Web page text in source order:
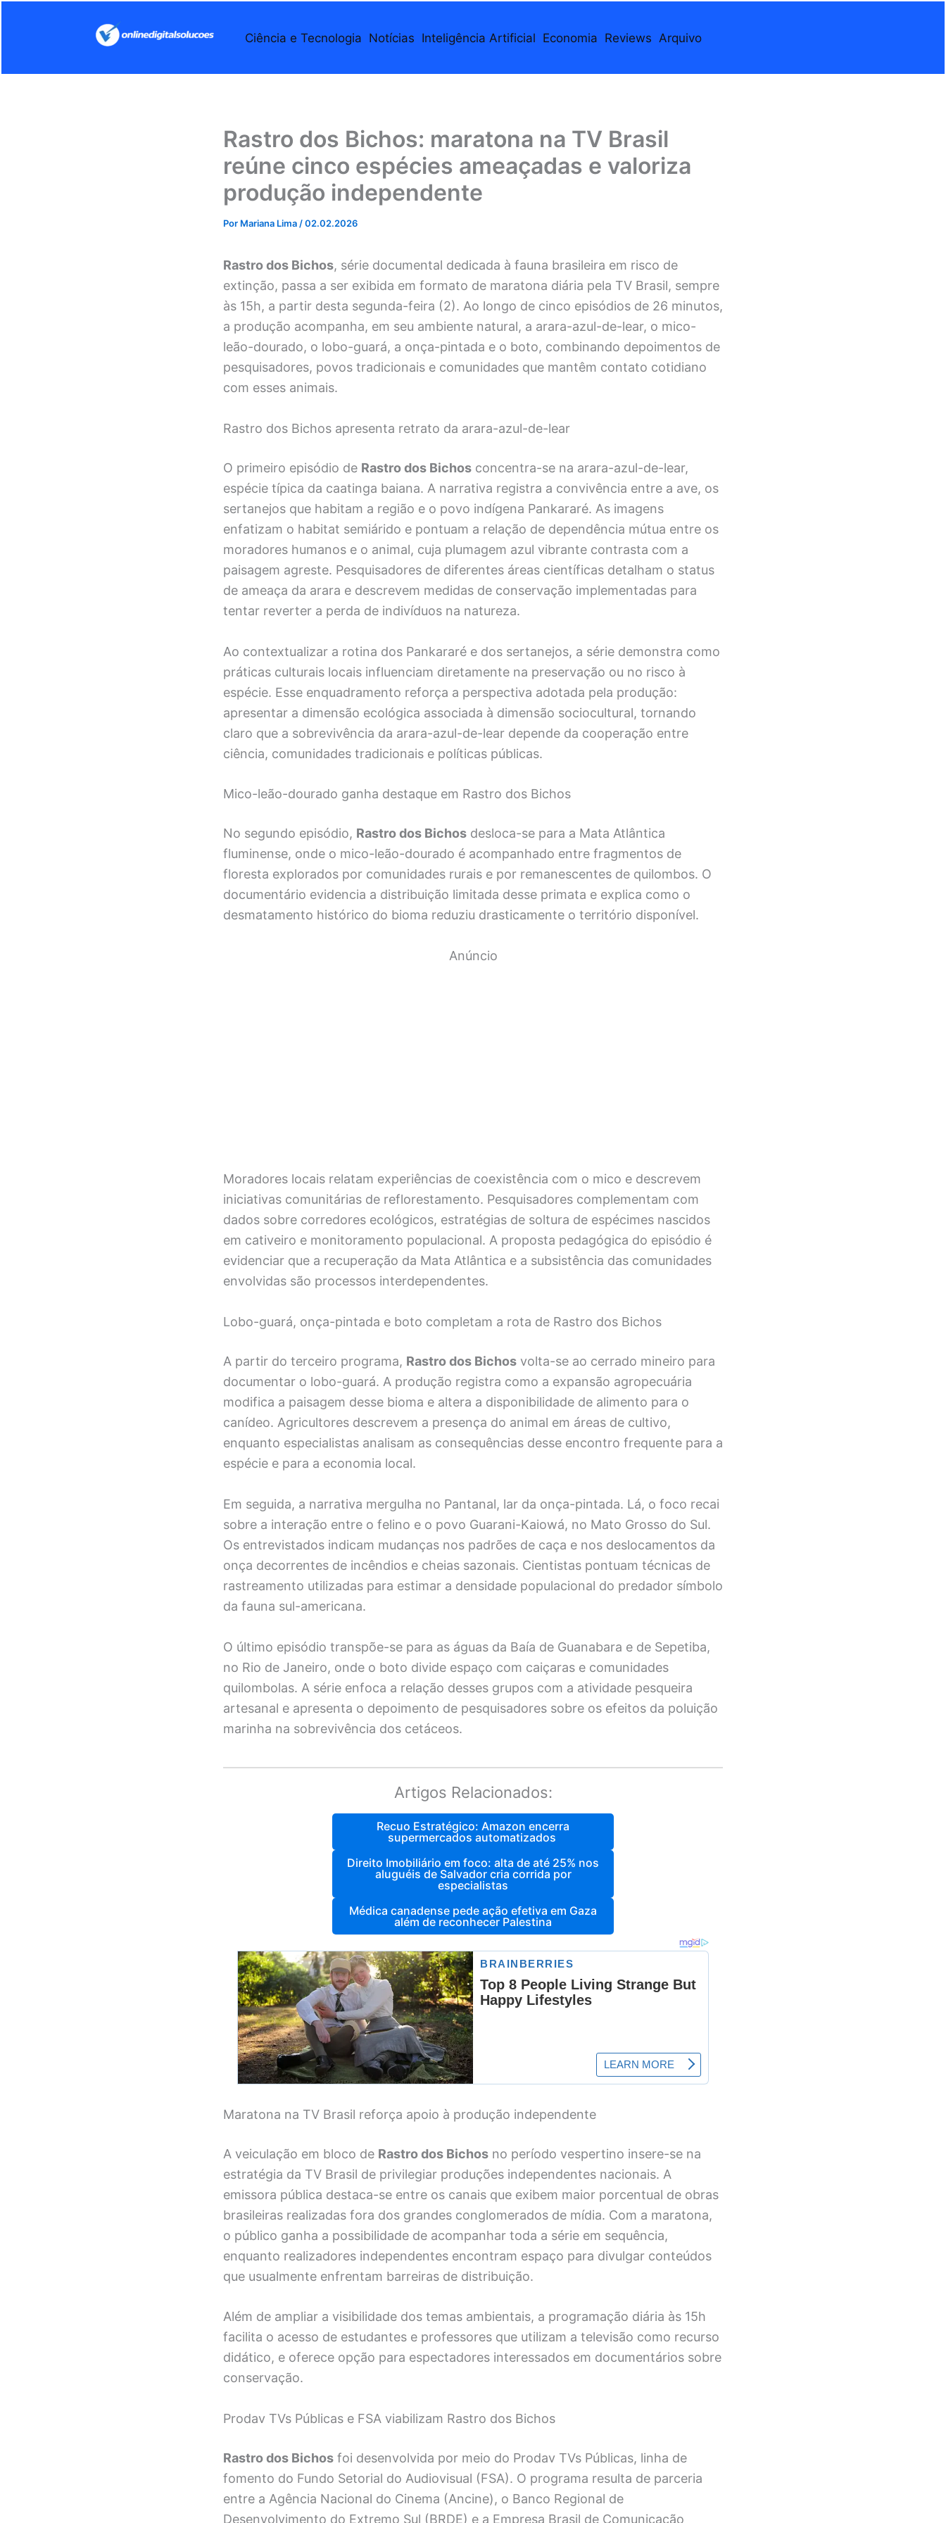
conteúdo
Ciência e Tecnologia Notícias Inteligência Artificial Economia Reviews Arquivo
Rastro dos Bichos: maratona na TV Brasil
reúne cinco espécies ameaçadas e valoriza
produção independente
Por Mariana Lima /02.02.2026
Rastro dos Bichos, série documental dedicada à fauna brasileira em risco de
extinção, passa a ser exibida em formato de maratona diária pela TV Brasil, sempre
às 15h, a partir desta segunda-feira (2). Ao longo de cinco episódios de 26 minutos,
a produção acompanha, em seu ambiente natural, a arara-azul-de-lear, o mico-
leão-dourado, o lobo-guará, a onça-pintada e o boto, combinando depoimentos de
pesquisadores, povos tradicionais e comunidades que mantêm contato cotidiano
com esses animais.
Rastro dos Bichos apresenta retrato da arara-azul-de-lear
O primeiro episódio de Rastro dos Bichos concentra-se na arara-azul-de-lear,
espécie típica da caatinga baiana. A narrativa registra a convivência entre a ave, os
sertanejos que habitam a região e o povo indígena Pankararé. As imagens
enfatizam o habitat semiárido e pontuam a relação de dependência mútua entre os
moradores humanos e o animal, cuja plumagem azul vibrante contrasta com a
paisagem agreste. Pesquisadores de diferentes áreas científicas detalham o status
de ameaça da arara e descrevem medidas de conservação implementadas para
tentar reverter a perda de indivíduos na natureza.
Ao contextualizar a rotina dos Pankararé e dos sertanejos, a série demonstra como
práticas culturais locais influenciam diretamente na preservação ou no risco à
espécie. Esse enquadramento reforça a perspectiva adotada pela produção:
apresentar a dimensão ecológica associada à dimensão sociocultural, tornando
claro que a sobrevivência da arara-azul-de-lear depende da cooperação entre
ciência, comunidades tradicionais e políticas públicas.
Mico-leão-dourado ganha destaque em Rastro dos Bichos
No segundo episódio, Rastro dos Bichos desloca-se para a Mata Atlântica
fluminense, onde o mico-leão-dourado é acompanhado entre fragmentos de
floresta explorados por comunidades rurais e por remanescentes de quilombos. O
documentário evidencia a distribuição limitada desse primata e explica como o
desmatamento histórico do bioma reduziu drasticamente o território disponível.
Anúncio
Moradores locais relatam experiências de coexistência com o mico e descrevem
iniciativas comunitárias de reflorestamento. Pesquisadores complementam com
dados sobre corredores ecológicos, estratégias de soltura de espécimes nascidos
em cativeiro e monitoramento populacional. A proposta pedagógica do episódio é
evidenciar que a recuperação da Mata Atlântica e a subsistência das comunidades
envolvidas são processos interdependentes.
Lobo-guará, onça-pintada e boto completam a rota de Rastro dos Bichos
A partir do terceiro programa, Rastro dos Bichos volta-se ao cerrado mineiro para
documentar o lobo-guará. A produção registra como a expansão agropecuária
modifica a paisagem desse bioma e altera a disponibilidade de alimento para o
canídeo. Agricultores descrevem a presença do animal em áreas de cultivo,
enquanto especialistas analisam as consequências desse encontro frequente para a
espécie e para a economia local.
Em seguida, a narrativa mergulha no Pantanal, lar da onça-pintada. Lá, o foco recai
sobre a interação entre o felino e o povo Guarani-Kaiowá, no Mato Grosso do Sul.
Os entrevistados indicam mudanças nos padrões de caça e nos deslocamentos da
onça decorrentes de incêndios e cheias sazonais. Cientistas pontuam técnicas de
rastreamento utilizadas para estimar a densidade populacional do predador símbolo
da fauna sul-americana.
O último episódio transpõe-se para as águas da Baía de Guanabara e de Sepetiba,
no Rio de Janeiro, onde o boto divide espaço com caiçaras e comunidades
quilombolas. A série enfoca a relação desses grupos com a atividade pesqueira
artesanal e apresenta o depoimento de pesquisadores sobre os efeitos da poluição
marinha na sobrevivência dos cetáceos.
Artigos Relacionados:
Recuo Estratégico: Amazon encerra
supermercados automatizados
Direito Imobiliário em foco: alta de até 25% nos
aluguéis de Salvador cria corrida por
especialistas
Médica canadense pede ação efetiva em Gaza
além de reconhecer Palestina
Maratona na TV Brasil reforça apoio à produção independente
A veiculação em bloco de Rastro dos Bichos no período vespertino insere-se na
estratégia da TV Brasil de privilegiar produções independentes nacionais. A
emissora pública destaca-se entre os canais que exibem maior porcentual de obras
brasileiras realizadas fora dos grandes conglomerados de mídia. Com a maratona,
o público ganha a possibilidade de acompanhar toda a série em sequência,
enquanto realizadores independentes encontram espaço para divulgar conteúdos
que usualmente enfrentam barreiras de distribuição.
Além de ampliar a visibilidade dos temas ambientais, a programação diária às 15h
facilita o acesso de estudantes e professores que utilizam a televisão como recurso
didático, e oferece opção para espectadores interessados em documentários sobre
conservação.
Prodav TVs Públicas e FSA viabilizam Rastro dos Bichos
Rastro dos Bichos foi desenvolvida por meio do Prodav TVs Públicas, linha de
fomento do Fundo Setorial do Audiovisual (FSA). O programa resulta de parceria
entre a Agência Nacional do Cinema (Ancine), o Banco Regional de
Desenvolvimento do Extremo Sul (BRDE) e a Empresa Brasil de Comunicação